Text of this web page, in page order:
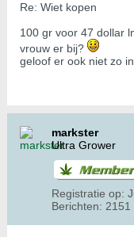
Re: Wiet kopen
100 gr voor 47 dollar
vrouw er bij?
geloof er ook niet zo in
markster
Ultra Grower
Registratie op:
Berichten: 2151